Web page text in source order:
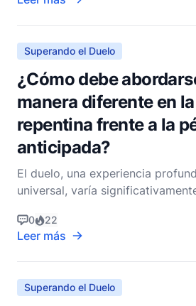
explícitamente esta frase, el
de desear paz para los difuntos
princi
Superando el Duelo
¿Cómo debe
manera diferente en
repentina frente a la
anticipada?
El duelo, una experiencia
universal, varía
ocurre. La fe cristiana ofrece
perspectivas sobre la naturaleza
que surja de una pérdida
0 22
Leer más
Superando el Duelo